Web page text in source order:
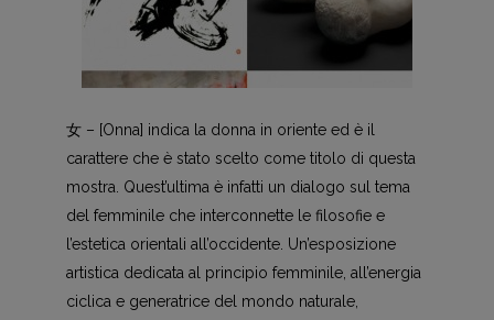
女 – [Onna] indica la donna in oriente ed è il
carattere che è stato scelto come titolo di questa
mostra. Quest’ultima è infatti un dialogo sul tema
del femminile che interconnette le filosofie e
l’estetica orientali all’occidente. Un’esposizione
artistica dedicata al principio femminile, all’energia
ciclica e generatrice del mondo naturale,